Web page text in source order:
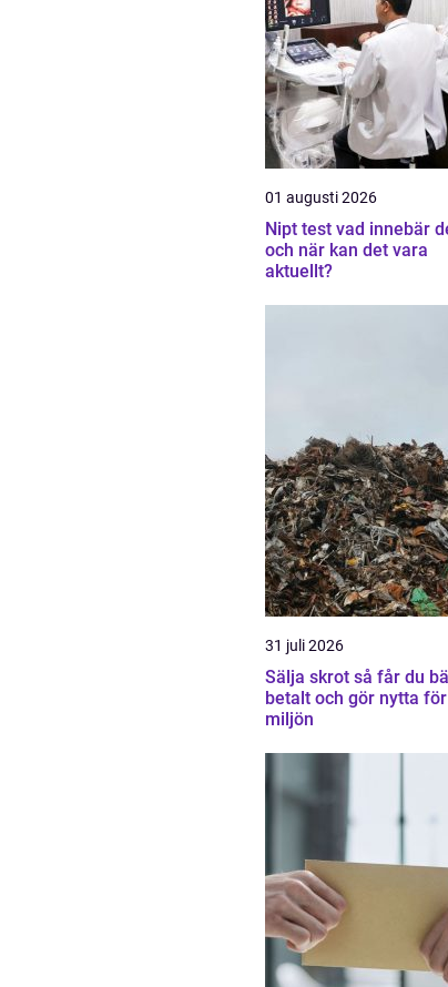
01 augusti 2026
Nipt test vad innebär det
och när kan det vara
aktuellt?
31 juli 2026
Sälja skrot så får du bättre
betalt och gör nytta för
miljön